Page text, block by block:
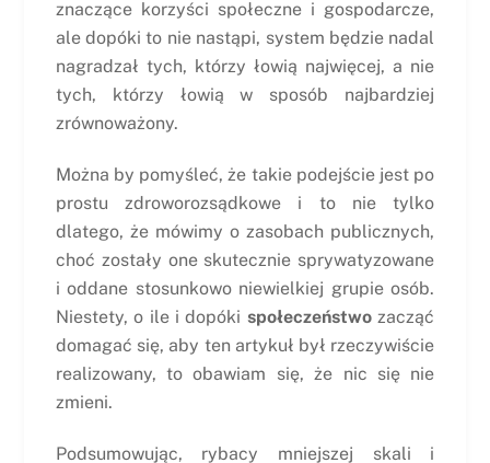
znaczące korzyści społeczne i gospodarcze,
ale dopóki to nie nastąpi, system będzie nadal
nagradzał tych, którzy łowią najwięcej, a nie
tych, którzy łowią w sposób najbardziej
zrównoważony.
Można by pomyśleć, że takie podejście jest po
prostu zdroworozsądkowe i to nie tylko
dlatego, że mówimy o zasobach publicznych,
choć zostały one skutecznie sprywatyzowane
i oddane stosunkowo niewielkiej grupie osób.
Niestety, o ile i dopóki społeczeństwozacząć
domagać się, aby ten artykuł był rzeczywiście
realizowany, to obawiam się, że nic się nie
zmieni.
Podsumowując, rybacy mniejszej skali i